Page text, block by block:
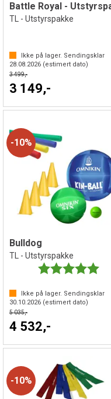
TL - Utstyrspakke
Ikke på lager. Sendingsklar
28.08.2026 (estimert dato)
3 499,-
3 149,-
10%
Bulldog
TL - Utstyrspakke
Karakter:
5.0
Ikke på lager. Sendingsklar
30.10.2026 (estimert dato)
5 035,-
4 532,-
10%